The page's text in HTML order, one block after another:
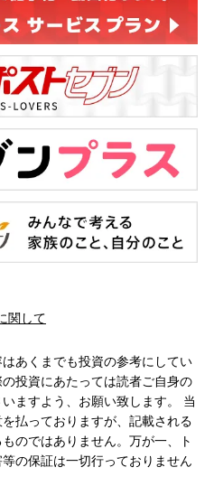
関して
あくまでも投資の参考にしてい
投資にあたっては読者ご自身の
ますよう、お願い致します。 当
払っておりますが、記載される
のではありません。万が一、ト
の保証は一切行っておりません